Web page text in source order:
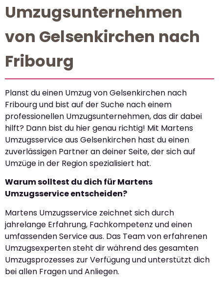
Umzugsunternehmen
von Gelsenkirchen nach
Fribourg
Planst du einen Umzug von Gelsenkirchen nach
Fribourg und bist auf der Suche nach einem
professionellen Umzugsunternehmen, das dir dabei
hilft? Dann bist du hier genau richtig! Mit Martens
Umzugsservice aus Gelsenkirchen hast du einen
zuverlässigen Partner an deiner Seite, der sich auf
Umzüge in der Region spezialisiert hat.
Warum solltest du dich für Martens
Umzugsservice entscheiden?
Martens Umzugsservice zeichnet sich durch
jahrelange Erfahrung, Fachkompetenz und einen
umfassenden Service aus. Das Team von erfahrenen
Umzugsexperten steht dir während des gesamten
Umzugsprozesses zur Verfügung und unterstützt dich
bei allen Fragen und Anliegen.